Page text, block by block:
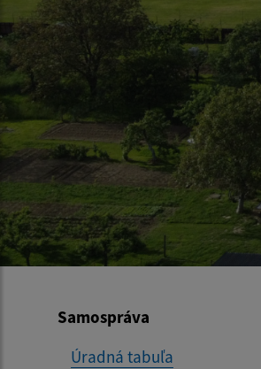
Samospráva
Úradná tabuľa